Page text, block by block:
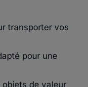
transporter vos
pour une
de valeur